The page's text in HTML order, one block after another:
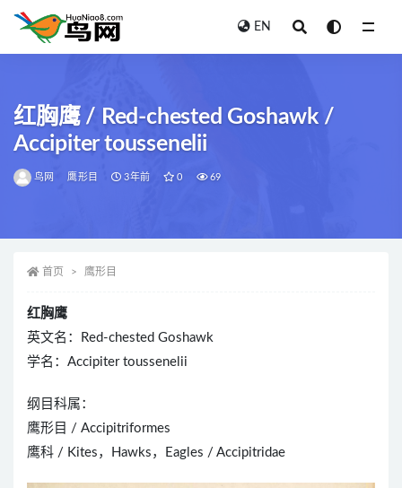
EN
红胸鹰 / Red-chested Goshawk /
Accipiter toussenelii
鸟网 鹰形目 3年前 0 69
首页 鹰形目
红胸鹰
英文名：Red-chested Goshawk
学名：Accipiter toussenelii
纲目科属：
鹰形目 / Accipitriformes
鹰科 / Kites，Hawks，Eagles / Accipitridae